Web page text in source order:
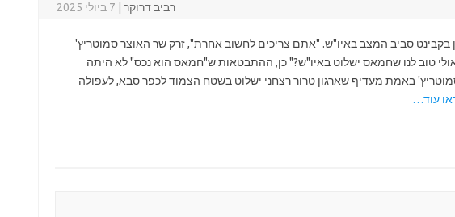
רביב דרוקר 7 ביולי 2025
דיון בקבינט סביב המצב באיו"ש. "אתם צריכים לחשוב אחרת", זרק שר האוצר סמוטריץ'
טוב לנו שחמאס ישלוט באיו"ש?" כן, ההתבטאות ש"חמאס הוא נכס" לא היתה
באמת מעדיף שארגון טרור רצחני ישלוט בשטח הצמוד לכפר סבא, לעפולה
עוד…